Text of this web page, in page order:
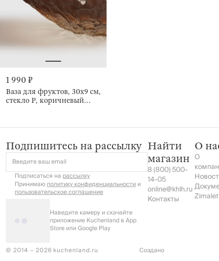
1 990 ₽
Ваза для фруктов, 30х9 см,
стекло Р, коричневый
Подпишитесь на рассылку
Введите ваш email
Подписаться на рассылку
Принимаюполитику конфиденциальностии
пользовательское соглашение
Наведите камеру и скачайте
приложение Kuchenland в App
Store или Google Play
Найти
магазин
8 (800) 500-
14-05
online@khlh.ru
Контакты
О
О
© 2014 – 2026 kuchenland.ru Создано